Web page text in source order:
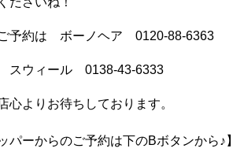
予約は ボーノヘア 0120-88-6363
ウィール 0138-43-6333
心よりお待ちしております。
パーからのご予約は下のBボタンから♪】